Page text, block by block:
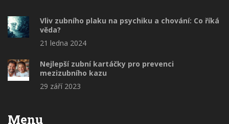
Vliv zubního plaku na psychiku a chování: Co říká
věda?
21 ledna 2024
Nejlepší zubní kartáčky pro prevenci
mezizubního kazu
29 září 2023
Menu